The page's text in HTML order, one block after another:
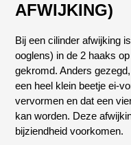
AFWIJKING)
Bij een cilinder afwijking
ooglens) in de 2 haaks
gekromd. Anders
een heel klein beetje ei-
vervormen en dat een
kan worden. Deze
bijziendheid voorkomen.